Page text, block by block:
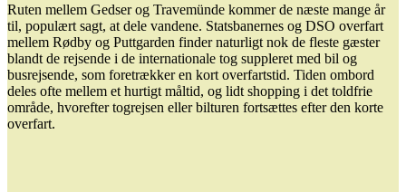
Ruten mellem Gedser og Travemünde kommer de næste mange år
til, populært sagt, at dele vandene. Statsbanernes og DSO overfart
mellem Rødby og Puttgarden finder naturligt nok de fleste gæster
blandt de rejsende i de internationale tog suppleret med bil og
busrejsende, som foretrækker en kort overfartstid. Tiden ombord
deles ofte mellem et hurtigt måltid, og lidt shopping i det toldfrie
område, hvorefter togrejsen eller bilturen fortsættes efter den korte
overfart.